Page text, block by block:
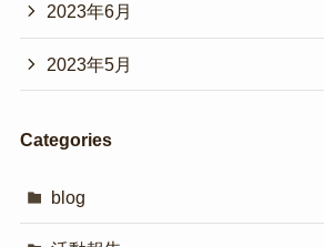
2023年6月
2023年5月
Categories
blog